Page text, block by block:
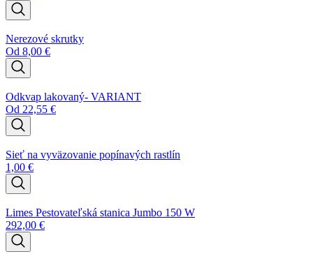
Nerezové skrutky
Od 8,00 €
Odkvap lakovaný- VARIANT
Od 22,55 €
Sieť na vyväzovanie popínavých rastlín
1,00 €
Limes Pestovateľská stanica Jumbo 150 W
292,00 €